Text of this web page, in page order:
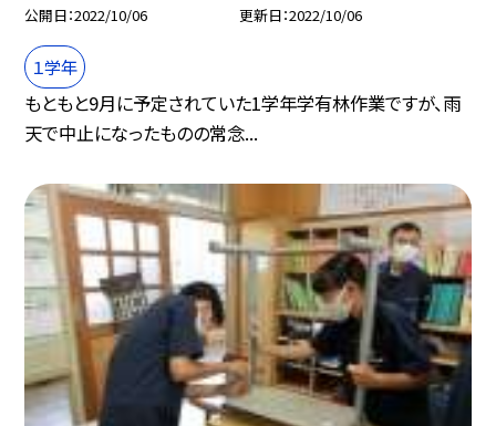
公開日 2022/10/06 更新日 2022/10/06
１学年
もともと9月に予定されていた1学年学有林作業ですが、雨
天で中止になったものの常念...